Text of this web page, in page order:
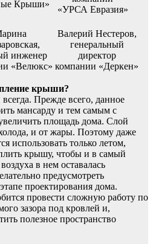
Крыши»
«УРСА Евразия»
инженер
«Велюкс»
Валерий Нестеров,
генеральный
директор
компании «Деркен»
крыши?
Прежде всего, данное
мансарду и тем самым с
площадь дома. Слой
и от жары. Поэтому даже
использовать только летом,
крышу, чтобы и в самый
в нем оставалась
предусмотреть
проектирования дома.
провести сложную работу по
зазора под кровлей и,
полезное пространство